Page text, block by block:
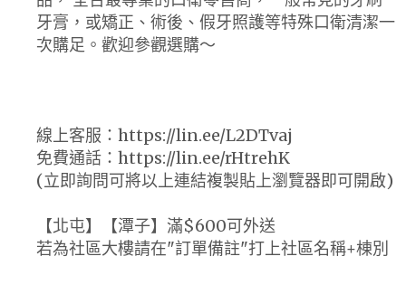
牙膏，或矯正、術後、假牙照護等特殊口衛清潔一
次購足。歡迎參觀選購～
線上客服：https://lin.ee/L2DTvaj
免費通話：https://lin.ee/rHtrehK
(立即詢問可將以上連結複製貼上瀏覽器即可開啟)
【北屯】【潭子】滿$600可外送
若為社區大樓請在"訂單備註"打上社區名稱+棟別